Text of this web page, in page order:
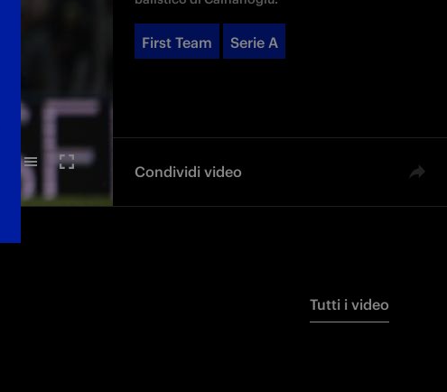
First Team Serie A
Condividi video
Tutti i video